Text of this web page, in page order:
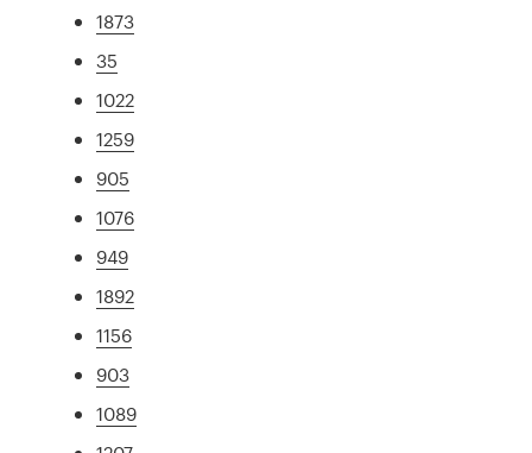
1873
35
1022
1259
905
1076
949
1892
1156
903
1089